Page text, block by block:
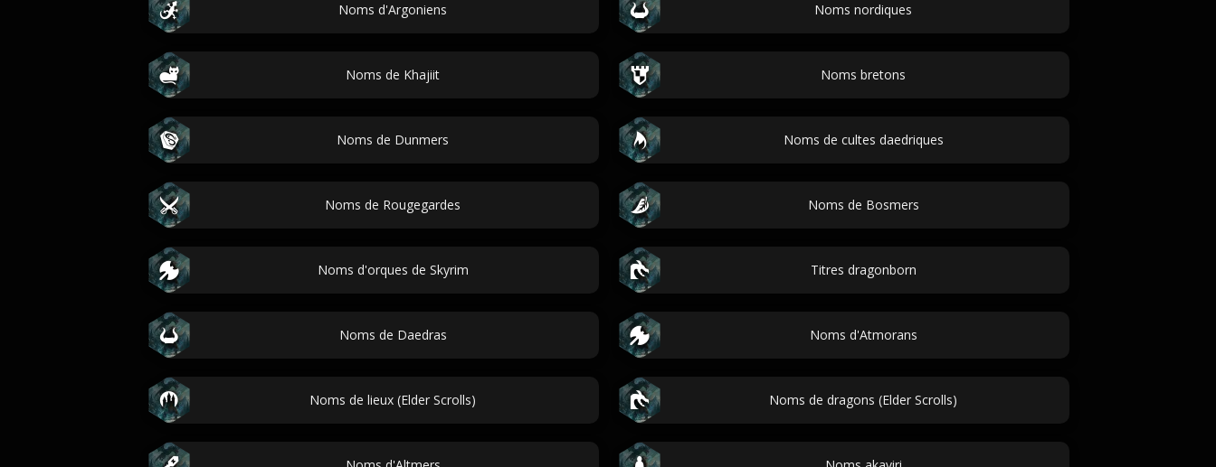
Noms d'Argoniens Noms nordiques
Noms de Khajiit Noms bretons
Noms de Dunmers Noms de cultes daedriques
Noms de Rougegardes Noms de Bosmers
Noms d'orques de Skyrim Titres dragonborn
Noms de Daedras Noms d'Atmorans
Noms de lieux (Elder Scrolls) Noms de dragons (Elder Scrolls)